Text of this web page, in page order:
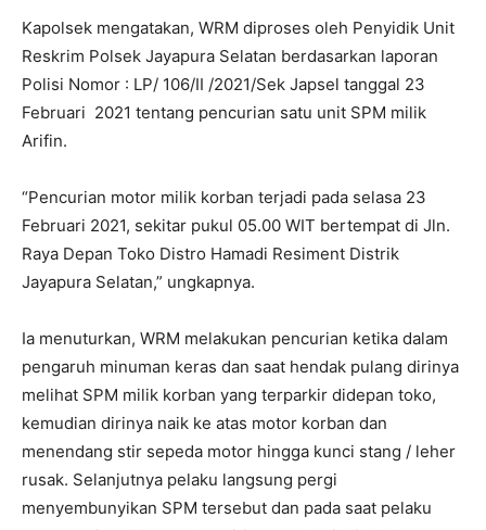
Kapolsek mengatakan, WRM diproses oleh Penyidik Unit
Reskrim Polsek Jayapura Selatan berdasarkan laporan
Polisi Nomor : LP/ 106/II /2021/Sek Japsel tanggal 23
Februari 2021 tentang pencurian satu unit SPM milik
Arifin.
“Pencurian motor milik korban terjadi pada selasa 23
Februari 2021, sekitar pukul 05.00 WIT bertempat di Jln.
Raya Depan Toko Distro Hamadi Resiment Distrik
Jayapura Selatan,” ungkapnya.
Ia menuturkan, WRM melakukan pencurian ketika dalam
pengaruh minuman keras dan saat hendak pulang dirinya
melihat SPM milik korban yang terparkir didepan toko,
kemudian dirinya naik ke atas motor korban dan
menendang stir sepeda motor hingga kunci stang / leher
rusak. Selanjutnya pelaku langsung pergi
menyembunyikan SPM tersebut dan pada saat pelaku